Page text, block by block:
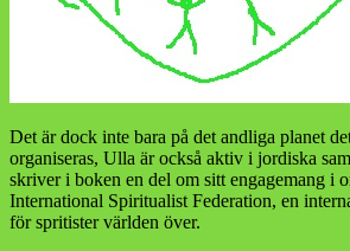
Det är dock inte bara på det andliga planet
organiseras, Ulla är också aktiv i jordiska
skriver i boken en del om sitt engagemang i
International Spiritualist Federation, en
för spritister världen över.